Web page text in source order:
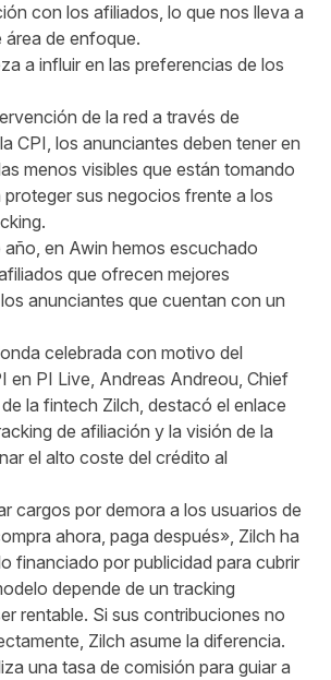
con los afiliados, lo que nos lleva a
área de enfoque.
a influir en las preferencias de los
de la red a través de
CPI, los anunciantes deben tener en
menos visibles que están tomando
sus negocios frente a los
año, en Awin hemos escuchado
que ofrecen mejores
anunciantes que cuentan con un
celebrada con motivo del
en PI Live, Andreas Andreou, Chief
la fintech Zilch, destacó el enlace
de afiliación y la visión de la
el alto coste del crédito al
cargos por demora a los usuarios de
ahora, paga después», Zilch ha
financiado por publicidad para cubrir
depende de un tracking
rentable. Si sus contribuciones no
Zilch asume la diferencia.
una tasa de comisión para guiar a